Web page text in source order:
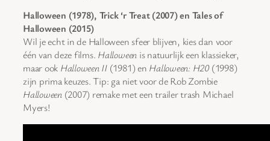
Halloween (1978), Trick ‘r Treat (2007) en Tales of
Halloween (2015)
Wil je echt in de Halloween sfeer blijven, kies dan voor
één van deze films. Halloween is natuurlijk een klassieker,
maar ook Halloween II(1981) en Halloween: H20(1998)
zijn prima keuzes. Tip: ga niet voor de Rob Zombie
Halloween(2007) remake met een trailer trash Michael
Myers!